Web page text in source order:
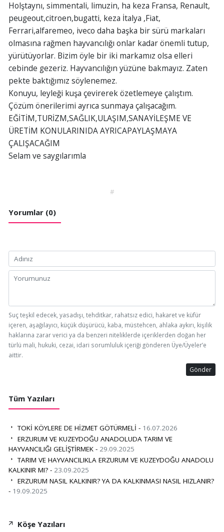
Holştaynı, simmentali, limuzin, ha keza Fransa, Renault,
peugeout,citroen,bugatti, keza İtalya ,Fiat,
Ferrari,alfaremeo, iveco daha başka bir sürü markaları
olmasına rağmen hayvancılığı onlar kadar önemli tutup,
yürütüyorlar. Bizim öyle bir iki markamız olsa elleri
cebinde gezeriz. Hayvancılığın yüzüne bakmayız. Zaten
pekte baktığımız söylenemez.
Konuyu, leyleği kuşa çevirerek özetlemeye çalıştım.
Çözüm önerilerimi ayrıca sunmaya çalışacağım.
EĞİTİM,TURİZM,SAĞLIK,ULAŞIM,SANAYİLEŞME VE
ÜRETİM KONULARINIDA AYRICAPAYLAŞMAYA
ÇALIŞACAĞIM
Selam ve saygılarımla
#
Yorumlar (0)
Suç teşkil edecek, yasadışı, tehditkar, rahatsız edici, hakaret ve küfür
içeren, aşağılayıcı, küçük düşürücü, kaba, müstehcen, ahlaka aykırı, kişilik
haklarına zarar verici ya da benzeri niteliklerde içeriklerden doğan her
türlü mali, hukuki, cezai, idari sorumluluk içeriği gönderen Üye/Üyeler’e
aittir.
Gönder
Tüm Yazıları
TOKİ KÖYLERE DE HİZMET GÖTÜRMELİ - 16.07.2026
ERZURUM VE KUZEYDOĞU ANADOLUDA TARIM VE
HAYVANCILIĞI GELİŞTİRMEK - 29.09.2025
TARIM VE HAYVANCILIKLA ERZURUM VE KUZEYDOĞU ANADOLU
KALKINIR MI? - 23.09.2025
ERZURUM NASIL KALKINIR? YA DA KALKINMASI NASIL HIZLANIR?
- 19.09.2025
Köşe Yazıları